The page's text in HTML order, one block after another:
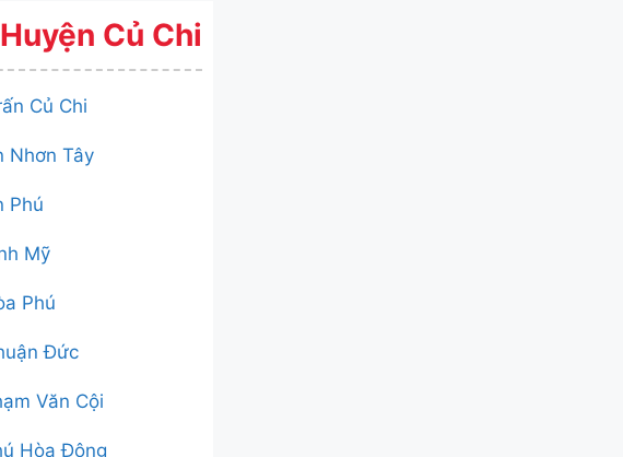
Củ Chi
Củ Chi
Nhơn Tây
Phú
Mỹ
Phú
Đức
Văn Cội
Hòa Đông